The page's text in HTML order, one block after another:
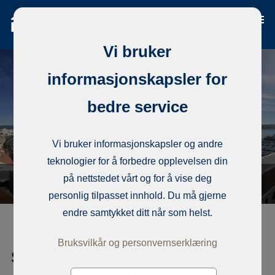
Sameie, Rua D Carlos e Rua Frei
Vi bruker
informasjonskapsler for
bedre service
Vi bruker informasjonskapsler og andre
teknologier for å forbedre opplevelsen din
på nettstedet vårt og for å vise deg
personlig tilpasset innhold. Du må gjerne
endre samtykket ditt når som helst.
Bruksvilkår og personvernserklæring